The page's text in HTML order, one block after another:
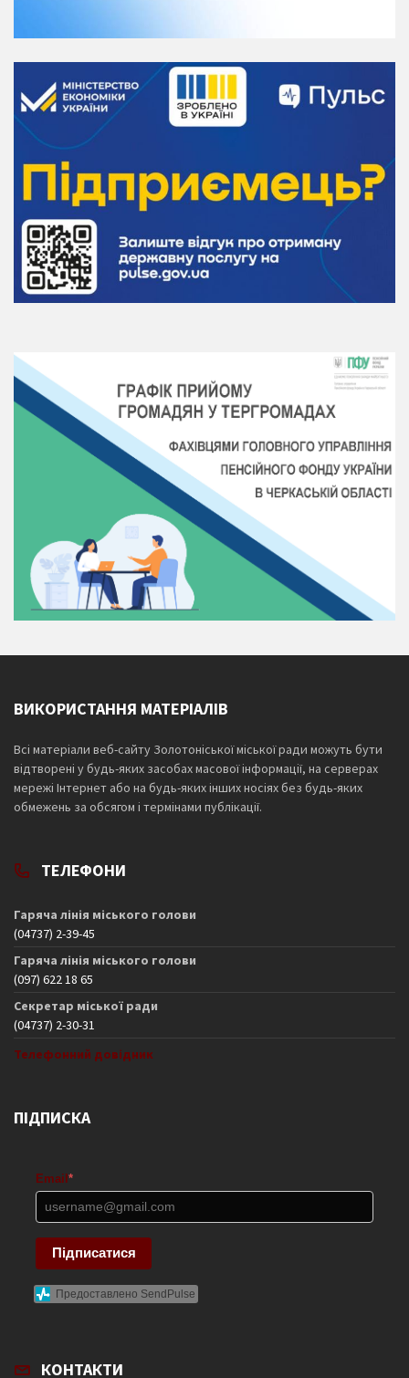
ВИКОРИСТАННЯ МАТЕРІАЛІВ
Всі матеріали веб-сайту Золотоніської міської ради можуть бути
відтворені у будь-яких засобах масової інформації, на серверах
мережі Інтернет або на будь-яких інших носіях без будь-яких
обмежень за обсягом і термінами публікації.
ТЕЛЕФОНИ
Гаряча лінія міського голови
(04737) 2-39-45
Гаряча лінія міського голови
(097) 622 18 65
Секретар міської ради
(04737) 2-30-31
Телефонний довідник
ПІДПИСКА
Email *
Підписатися
Предоставлено SendPulse
КОНТАКТИ